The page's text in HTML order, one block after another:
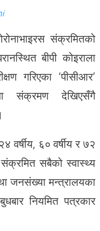
संक्रमितको
बीपी कोइराला
गरिएका ‘पीसीआर’
संक्रमण देखिएसँगै
६० वर्षीय र ७२
सबैको स्वास्थ्य
जनसंख्या मन्त्रालयका
नियमित पत्रकार